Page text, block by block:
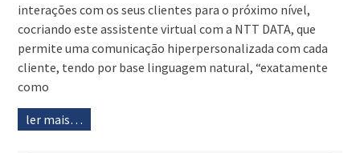
interações com os seus clientes para o próximo nível,
cocriando este assistente virtual com a NTT DATA, que
permite uma comunicação hiperpersonalizada com cada
cliente, tendo por base linguagem natural, “exatamente
como
ler mais…